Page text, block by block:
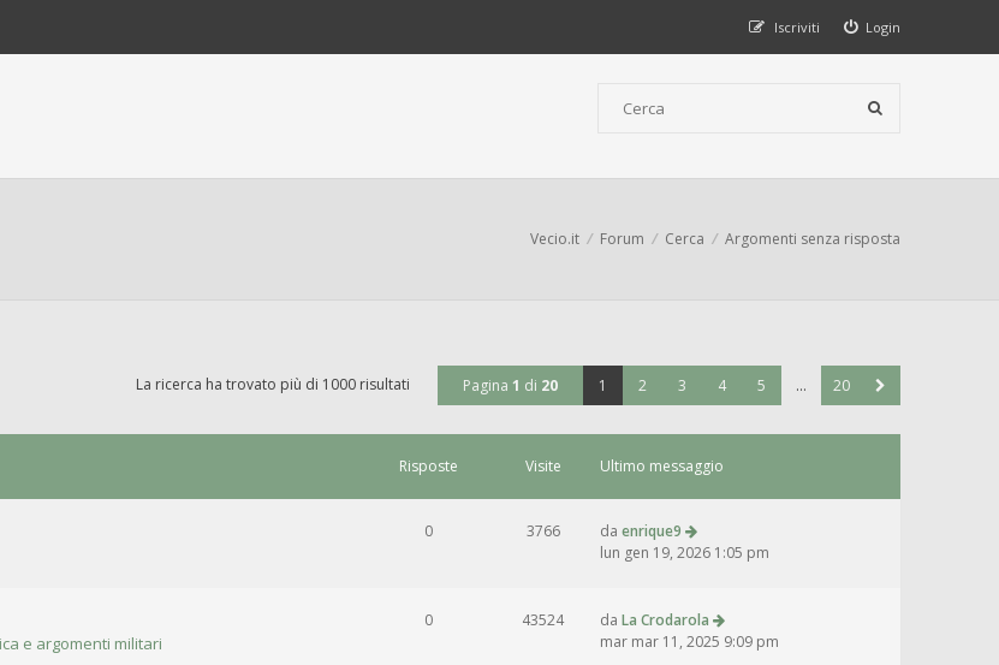
Login
Iscriviti
Vecio.it Forum Cerca Argomenti senza risposta
La ricerca ha trovato più di 1000 risultati Pagina 1 di 20 1 2 3 4 5 … 20
Risposte Visite Ultimo messaggio
0 3766 da enrique9
lun gen 19, 2026 1:05 pm
e argomenti militari
0 43524 da La Crodarola
mar mar 11, 2025 9:09 pm